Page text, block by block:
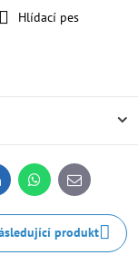
Hlídací pes
WhatsApp
E-
mail
produkt